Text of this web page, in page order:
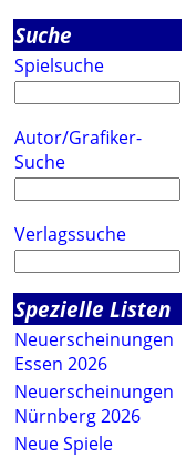
Suche
Spielsuche
Autor/Grafiker-
Suche
Verlagssuche
Spezielle Listen
Neuerscheinungen
Essen 2026
Neuerscheinungen
Nürnberg 2026
Neue Spiele